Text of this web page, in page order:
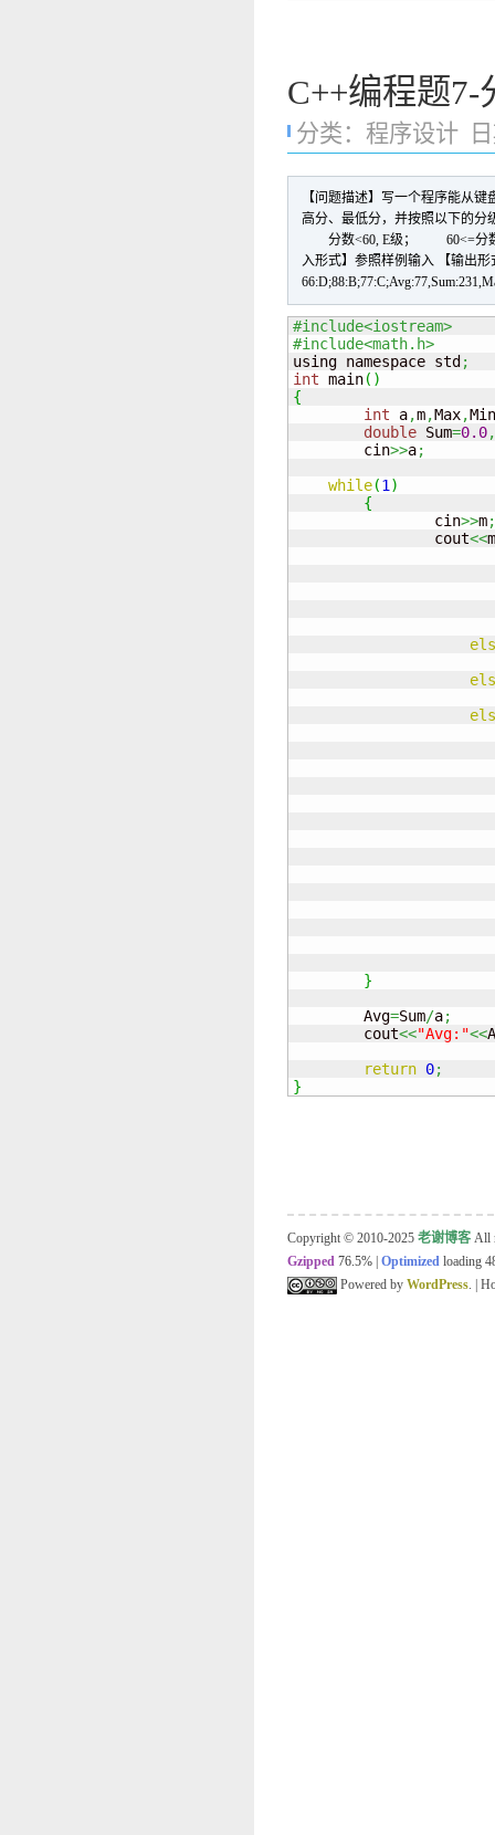
C++编程题7-
分类： 程序设计
【问题描述】写一个程序能从
高分、最低分，并按照以下的分
分数<60, E级； 60<=分数
入形式】参照样例输入 【输出形
#include<iostream>
#include<math.h>
using namespace std ;
int main( )
{
int a,m,Max,Min
double Sum=0.0,
	cin
>>a;
while(1 )
{
		cin
>>m;
		cout
<<m
}
	Avg
=Sum/a;
	cout
<<"Avg:"<<
return 0;
}
Copyright © 2010-2025 老谢博客 All
Gzipped 76.5% Optimized loading
Powered by WordPress. |